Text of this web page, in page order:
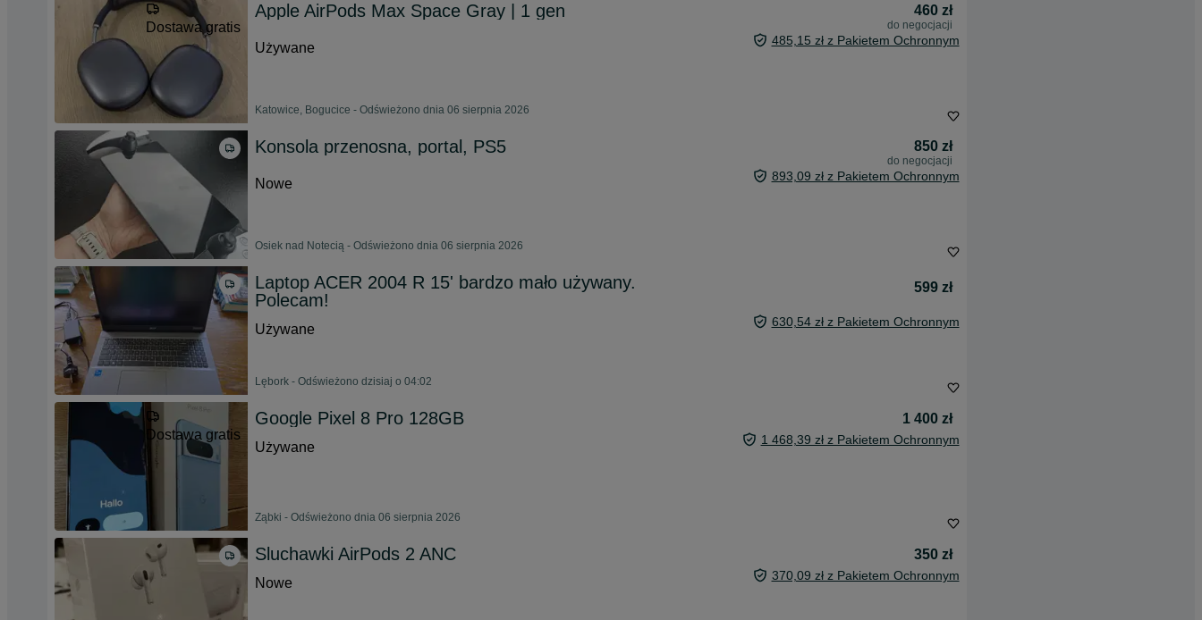
Dostawa gratis
Apple AirPods Max Space Gray | 1 gen 460 zł
do negocjacji
Używane 485,15 zł z Pakietem Ochronnym
Katowice, Bogucice - Odświeżono dnia 06 sierpnia 2026
Konsola przenosna, portal, PS5 850 zł
do negocjacji
Nowe 893,09 zł z Pakietem Ochronnym
Osiek nad Notecią - Odświeżono dnia 06 sierpnia 2026
Laptop ACER 2004 R 15' bardzo mało używany.
Polecam!
599 zł
Używane 630,54 zł z Pakietem Ochronnym
Lębork - Odświeżono dzisiaj o 04:02
Dostawa gratis
Google Pixel 8 Pro 128GB
1 400 zł
Używane
1 468,39 zł z Pakietem Ochronnym
Ząbki - Odświeżono dnia 06 sierpnia 2026
Sluchawki AirPods 2 ANC
350 zł
Nowe
370,09 zł z Pakietem Ochronnym